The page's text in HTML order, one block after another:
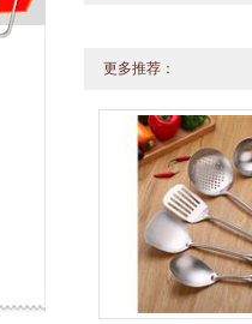
更多推荐：